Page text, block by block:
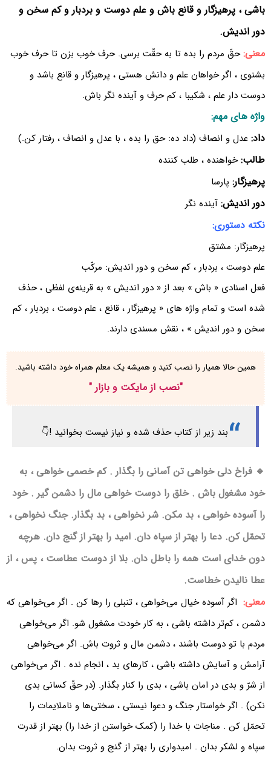
باشی ، پرهیزگار و قانع باش و علم دوست و بردبار و کم سخن و
دور اندیش.
معنی:حقّ مردم را بده تا به حقّت برسی. حرف خوب بزن تا حرف خوب
بشنوی ، اگر خواهان علم و دانش هستی ، پرهیزگار و قانع باشد و
دوست دار علم ، شکیبا ، کم حرف و آینده نگر باش.
واژه های مهم:
داد: عدل و انصاف (داد ده: حق را بده ، با عدل و انصاف ، رفتار کن.)
طالب:خواهنده ، طلب کننده
پرهیزگار: پارسا
دور اندیش: آینده نگر
نکته دستوری:
پرهیزگار: مشتق
علم دوست ، بردبار ، کم سخن و دور اندیش: مرکّب
فعل اسنادی « باش » بعد از « دور اندیش » به قرینه‌ی لفظی ، حذف
شده است و تمام واژه های « پرهیزگار ، قانع ، علم دوست ، بردبار ، کم
سخن و دور اندیش » ، نقش مسندی دارند.
همین حالا همیار را نصب کنید و همیشه یک معلم همراه خود داشته باشید.
"نصب از مایکت و بازار "
بند زیر از کتاب حذف شده و نیاز نیست بخوانید !👇
🔹 فراخ دلی خواهی تن آسانی را بگذار . کم خصمی خواهی ، به
خود مشغول باش . خلق را دوست خواهی مال را دشمن گیر . خود
را آسوده خواهی ، بد مکن. شر نخواهی ، بد بگذار. جنگ نخواهی ،
تحمّل کن. دعا را بهتر از سپاه دان. امید را بهتر از گنج دان. هرچه
دون خدای است همه را باطل دان. بلا از دوست عطاست ، پس ، از
عطا نالیدن خطاست.
معنی: اگر آسوده خیال می‌خواهی ، تنبلی را رها کن . اگر می‌خواهی که
دشمن ، کم‌تر داشته باشی ، به کار خودت مشغول شو. اگر می‌خواهی
مردم با تو دوست باشند ، دشمن مال و ثروت باش. اگر می‌خواهی
آرامش و آسایش داشته باشی ، کارهای بد ، انجام نده . اگر می‌خواهی
از شرّ و بدی در امان باشی ، بدی را کنار بگذار. (در حقّ کسانی بدی
نکن) . اگر خواستار جنگ و دعوا نیستی ، سختی‌ها و ناملایمات را
تحمّل کن . مناجات با خدا را (کمک خواستن از خدا را) بهتر از قدرت
سپاه و لشکر بدان . امیدواری را بهتر از گنج و ثروت بدان.